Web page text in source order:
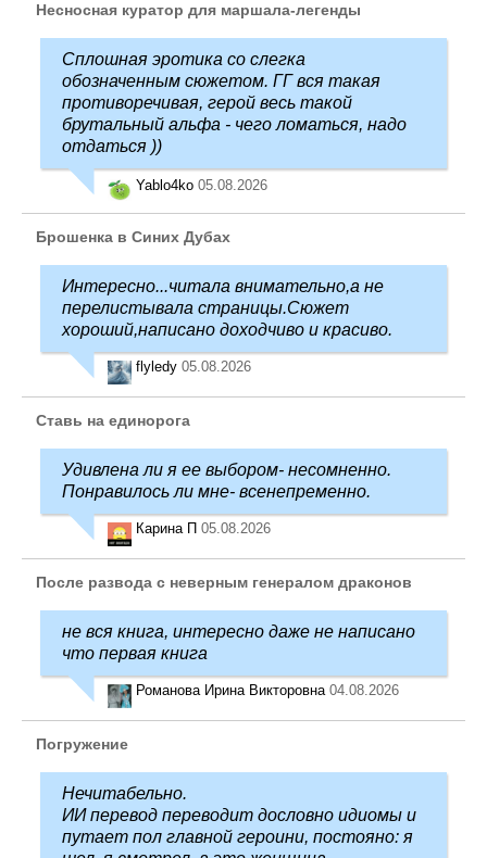
Несносная куратор для маршала-легенды
Сплошная эротика со слегка
обозначенным сюжетом. ГГ вся такая
противоречивая, герой весь такой
брутальный альфа - чего ломаться, надо
отдаться ))
Yablo4ko 05.08.2026
Брошенка в Синих Дубах
Интересно...читала внимательно,а не
перелистывала страницы.Сюжет
хороший,написано доходчиво и красиво.
flyledy 05.08.2026
Ставь на единорога
Удивлена ли я ее выбором- несомненно.
Понравилось ли мне- всенепременно.
Карина П 05.08.2026
После развода с неверным генералом драконов
не вся книга, интересно даже не написано
что первая книга
Романова Ирина Викторовна 04.08.2026
Погружение
Нечитабельно.
ИИ перевод переводит дословно идиомы и
путает пол главной героини, постояно: я